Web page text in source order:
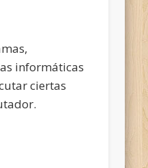
informáticas
ciertas